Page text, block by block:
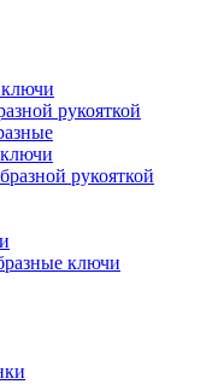
рукояткой
рукояткой
ключи